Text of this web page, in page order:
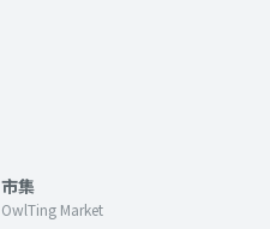
市集
OwlTing Market